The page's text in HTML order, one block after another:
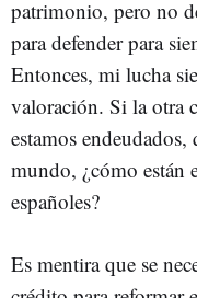
patrimonio, pero no
para defender para
Entonces, mi lucha
valoración. Si la otra
estamos
mundo, ¿cómo están
españoles?
Es mentira que se